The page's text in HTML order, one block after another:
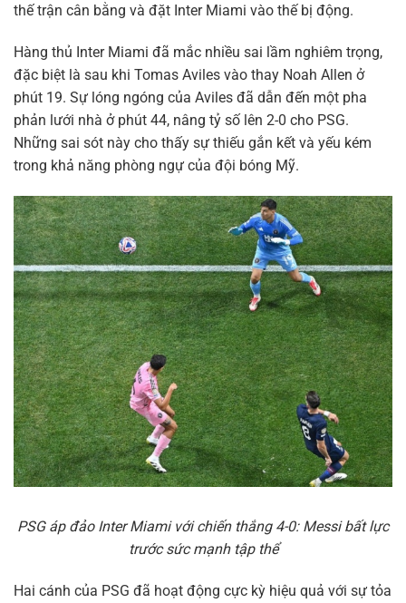
thế trận cân bằng và đặt Inter Miami vào thế bị động.
Hàng thủ Inter Miami đã mắc nhiều sai lầm nghiêm trọng,
đặc biệt là sau khi Tomas Aviles vào thay Noah Allen ở
phút 19. Sự lóng ngóng của Aviles đã dẫn đến một pha
phản lưới nhà ở phút 44, nâng tỷ số lên 2-0 cho PSG.
Những sai sót này cho thấy sự thiếu gắn kết và yếu kém
trong khả năng phòng ngự của đội bóng Mỹ.
PSG áp đảo Inter Miami với chiến thắng 4-0: Messi bất lực
trước sức mạnh tập thể
Hai cánh của PSG đã hoạt động cực kỳ hiệu quả với sự tỏa